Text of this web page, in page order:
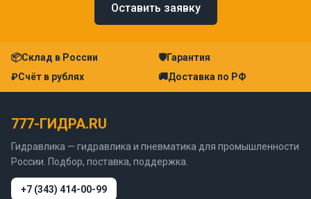
Оставить заявку
📦Склад в России 🛡Гарантия
₽Счёт в рублях 🚚Доставка по РФ
777-ГИДРА.RU
Гидравлика — гидравлика и пневматика для промышленности
России. Подбор, поставка, поддержка.
+7 (343) 414-00-99